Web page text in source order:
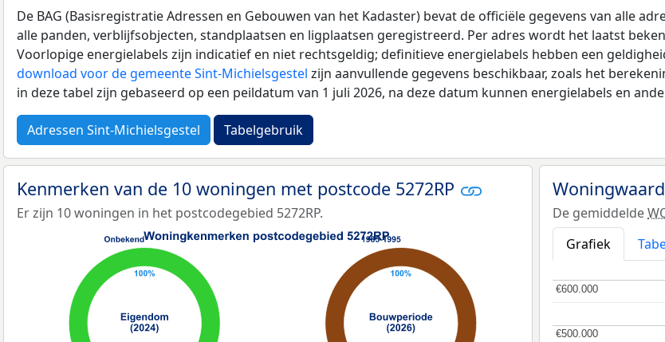
De BAG (Basisregistratie Adressen en Gebouwen van het Kadaster) bevat de officiële gegevens van alle
alle panden, verblijfsobjecten, standplaatsen en ligplaatsen geregistreerd. Per adres wordt het laatst
Voorlopige energielabels zijn indicatief en niet rechtsgeldig; definitieve energielabels hebben een
download voor de gemeente Sint-Michielsgestel zijn aanvullende gegevens beschikbaar, zoals het
in deze tabel zijn gebaseerd op een peildatum van 1 juli 2026, na deze datum kunnen energielabels en
Adressen Sint-Michielsgestel Tabelgebruik
Kenmerken van de 10 woningen met postcode 5272RP
Er zijn 10 woningen in het postcodegebied 5272RP. De gemiddelde
Grafiek
€500.000
€500.000
€600.000
€600.000